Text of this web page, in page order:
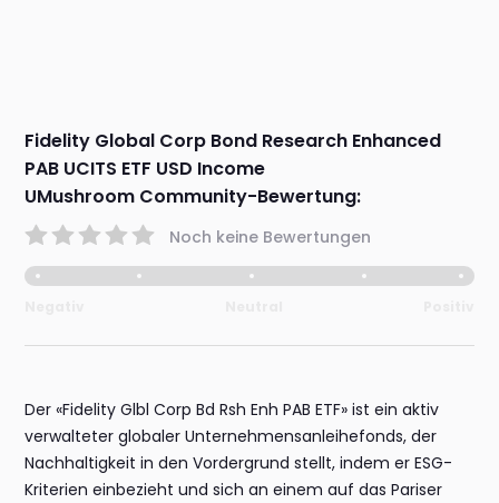
Fidelity Global Corp Bond Research Enhanced
PAB UCITS ETF USD Income
UMushroom Community-Bewertung:
Noch keine Bewertungen
Der «Fidelity Glbl Corp Bd Rsh Enh PAB ETF» ist ein aktiv
verwalteter globaler Unternehmensanleihefonds, der
Nachhaltigkeit in den Vordergrund stellt, indem er ESG-
Kriterien einbezieht und sich an einem auf das Pariser